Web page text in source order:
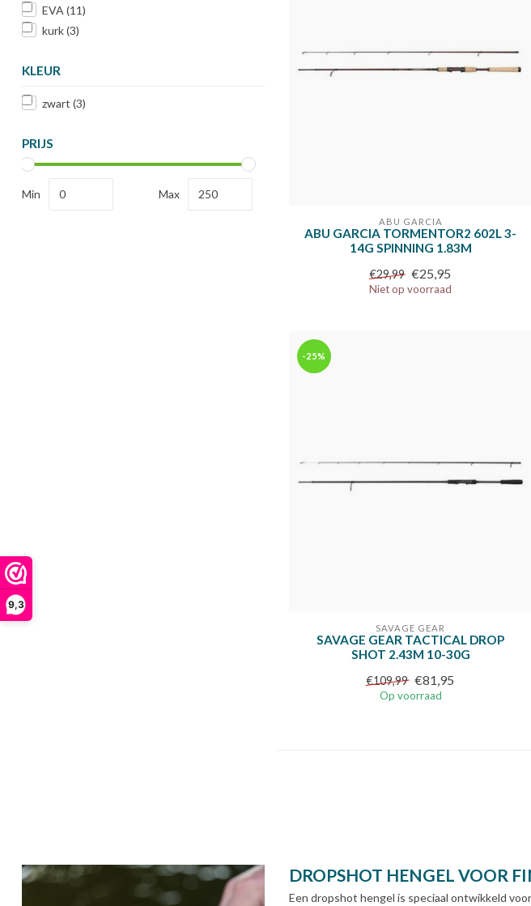
9,3
EVA (11)
kurk(3)
KLEUR
zwart (3)
PRIJS
Min Max
ABU GARCIA
ABU GARCIA TORMENTOR2 602L 3-
14G SPINNING 1.83M
€29,99 €25,95
Niet op voorraad
-25%
SAVAGE GEAR
SAVAGE GEAR TACTICAL DROP
SHOT 2.43M 10-30G
€109,99 €81,95
Op voorraad
DROPSHOT HENGEL VOOR
Een dropshot hengel is speciaal ontwikkeld